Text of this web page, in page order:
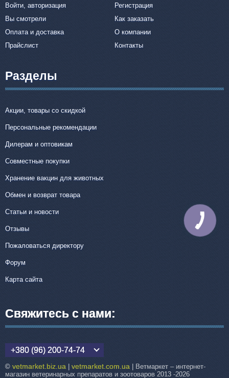
Войти, авторизация
Регистрация
Вы смотрели
Как заказать
Оплата и доставка
О компании
Прайслист
Контакты
Разделы
Акции, товары со скидкой
Персональные рекомендации
Дилерам и оптовикам
Совместные покупки
Хранение вакцин для животных
Обмен и возврат товара
Статьи и новости
Отзывы
Пожаловаться директору
Форум
Карта сайта
Свяжитесь с нами:
+380 (96) 200-74-74
© vetmarket.biz.ua vetmarket.com.ua | Ветмаркет – интернет-
магазин ветеринарных препаратов и зоотоваров 2013 -2026
КНОПКА
СВЯЗИ